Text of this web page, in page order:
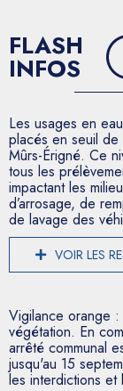
FLASH
INFOS
Les usages en
placés en seuil de
Mûrs-Érigné. Ce
tous les
impactant les
d’arrosage, de
de lavage des
VOIR LES
Vigilance orange
végétation. En
arrêté communal
jusqu'au 15
les interdictions